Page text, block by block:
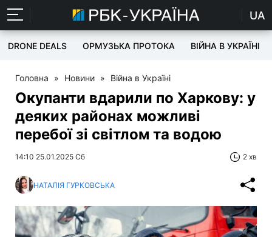
UA
DRONE DEALS ОРМУЗЬКА ПРОТОКА ВІЙНА В УКРАЇНІ
Головна » Новини » Війна в Україні
Окупанти вдарили по Харкову: у
деяких районах можливі
перебої зі світлом та водою
14:10 25.01.2025 Сб 2 хв
НАТАЛІЯ ГУРКОВСЬКА